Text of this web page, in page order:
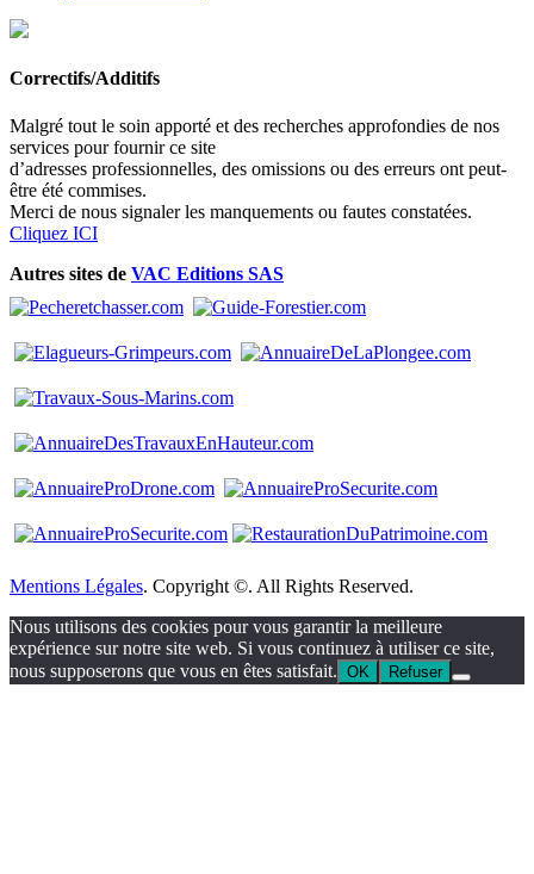
Correctifs/Additifs
Malgré tout le soin apporté et des recherches approfondies de nos
services pour fournir ce site
d’adresses professionnelles, des omissions ou des erreurs ont peut-
être été commises.
Merci de nous signaler les manquements ou fautes constatées.
Cliquez ICI
Autres sites de VAC Editions SAS
Mentions Légales. Copyright ©. All Rights Reserved.
Nous utilisons des cookies pour vous garantir la meilleure
expérience sur notre site web. Si vous continuez à utiliser ce site,
nous supposerons que vous en êtes satisfait. OK Refuser